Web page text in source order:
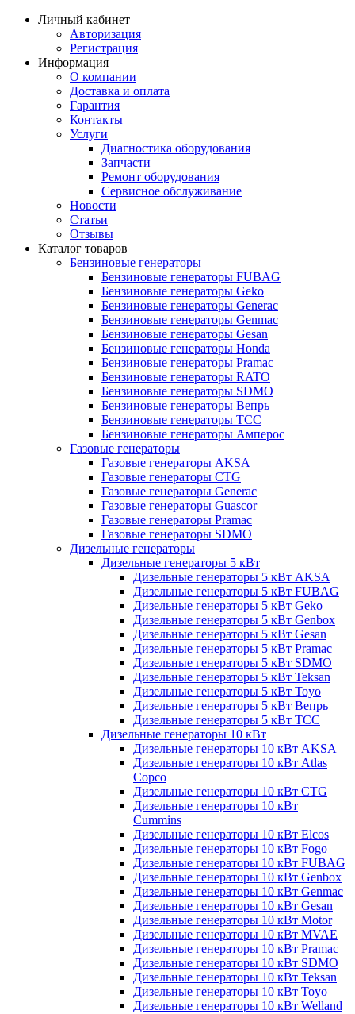
Личный кабинет
Авторизация
Регистрация
Информация
О компании
Доставка и оплата
Гарантия
Контакты
Услуги
Диагностика оборудования
Запчасти
Ремонт оборудования
Сервисное обслуживание
Новости
Статьи
Отзывы
Каталог товаров
Бензиновые генераторы
Бензиновые генераторы FUBAG
Бензиновые генераторы Geko
Бензиновые генераторы Generac
Бензиновые генераторы Genmac
Бензиновые генераторы Gesan
Бензиновые генераторы Honda
Бензиновые генераторы Pramac
Бензиновые генераторы RATO
Бензиновые генераторы SDMO
Бензиновые генераторы Вепрь
Бензиновые генераторы ТСС
Бензиновые генераторы Амперос
Газовые генераторы
Газовые генераторы AKSA
Газовые генераторы CTG
Газовые генераторы Generac
Газовые генераторы Guascor
Газовые генераторы Pramac
Газовые генераторы SDMO
Дизельные генераторы
Дизельные генераторы 5 кВт
Дизельные генераторы 5 кВт AKSA
Дизельные генераторы 5 кВт FUBAG
Дизельные генераторы 5 кВт Geko
Дизельные генераторы 5 кВт Genbox
Дизельные генераторы 5 кВт Gesan
Дизельные генераторы 5 кВт Pramac
Дизельные генераторы 5 кВт SDMO
Дизельные генераторы 5 кВт Teksan
Дизельные генераторы 5 кВт Toyo
Дизельные генераторы 5 кВт Вепрь
Дизельные генераторы 5 кВт ТСС
Дизельные генераторы 10 кВт
Дизельные генераторы 10 кВт AKSA
Дизельные генераторы 10 кВт Atlas
Copco
Дизельные генераторы 10 кВт CTG
Дизельные генераторы 10 кВт
Cummins
Дизельные генераторы 10 кВт Elcos
Дизельные генераторы 10 кВт Fogo
Дизельные генераторы 10 кВт FUBAG
Дизельные генераторы 10 кВт Genbox
Дизельные генераторы 10 кВт Genmac
Дизельные генераторы 10 кВт Gesan
Дизельные генераторы 10 кВт Motor
Дизельные генераторы 10 кВт MVAE
Дизельные генераторы 10 кВт Pramac
Дизельные генераторы 10 кВт SDMO
Дизельные генераторы 10 кВт Teksan
Дизельные генераторы 10 кВт Toyo
Дизельные генераторы 10 кВт Welland